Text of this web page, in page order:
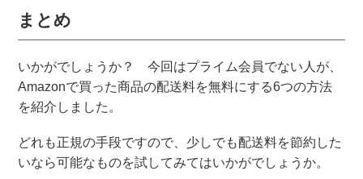
まとめ
いかがでしょうか？ 今回はプライム会員でない人が、
Amazonで買った商品の配送料を無料にする6つの方法
を紹介しました。
どれも正規の手段ですので、少しでも配送料を節約した
いなら可能なものを試してみてはいかがでしょうか。